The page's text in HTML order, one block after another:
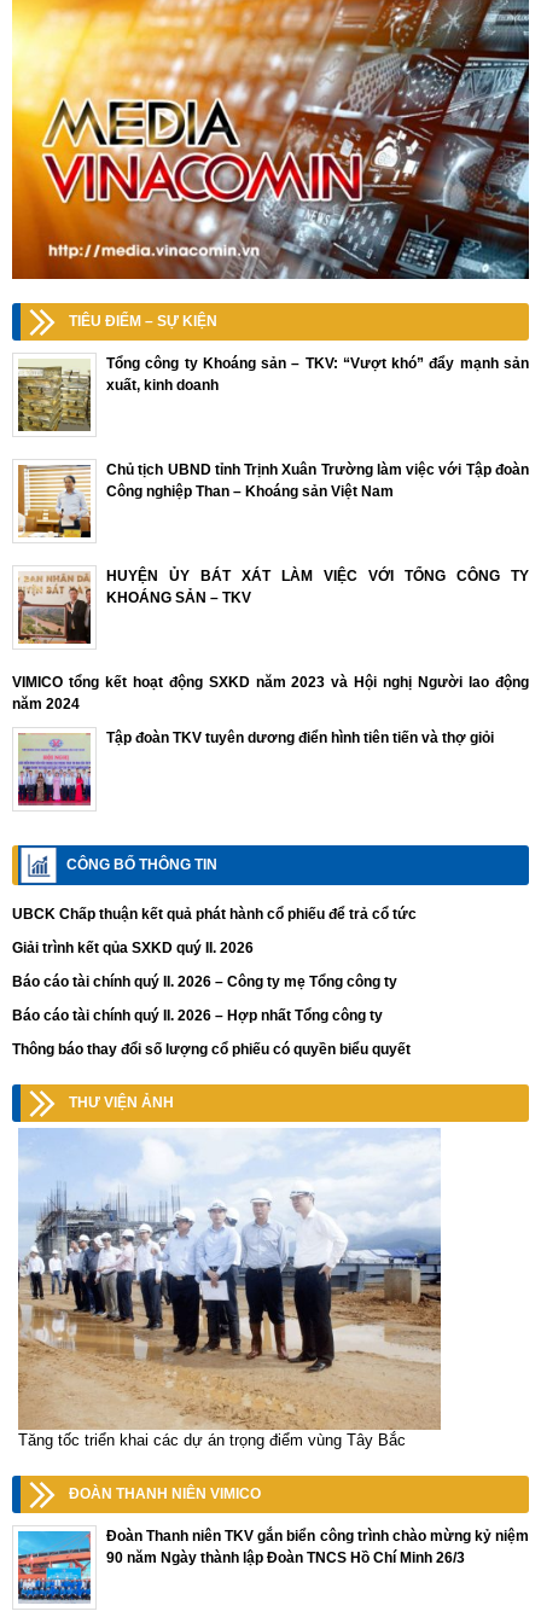
TIÊU ĐIỂM – SỰ KIỆN
Tổng công ty Khoáng sản – TKV: “Vượt khó” đẩy mạnh sản
xuất, kinh doanh
Chủ tịch UBND tỉnh Trịnh Xuân Trường làm việc với Tập đoàn
Công nghiệp Than – Khoáng sản Việt Nam
HUYỆN ỦY BÁT XÁT LÀM VIỆC VỚI TỔNG CÔNG TY
KHOÁNG SẢN – TKV
VIMICO tổng kết hoạt động SXKD năm 2023 và Hội nghị Người lao động
năm 2024
Tập đoàn TKV tuyên dương điển hình tiên tiến và thợ giỏi
CÔNG BỐ THÔNG TIN
UBCK Chấp thuận kết quả phát hành cổ phiếu để trả cổ tức
Giải trình kết qủa SXKD quý II. 2026
Báo cáo tài chính quý II. 2026 – Công ty mẹ Tổng công ty
Báo cáo tài chính quý II. 2026 – Hợp nhất Tổng công ty
Thông báo thay đổi số lượng cổ phiếu có quyền biểu quyết
THƯ VIỆN ẢNH
Tăng tốc triển khai các dự án trọng điểm vùng Tây Bắc
ĐOÀN THANH NIÊN VIMICO
Đoàn Thanh niên TKV gắn biển công trình chào mừng kỷ niệm
90 năm Ngày thành lập Đoàn TNCS Hồ Chí Minh 26/3